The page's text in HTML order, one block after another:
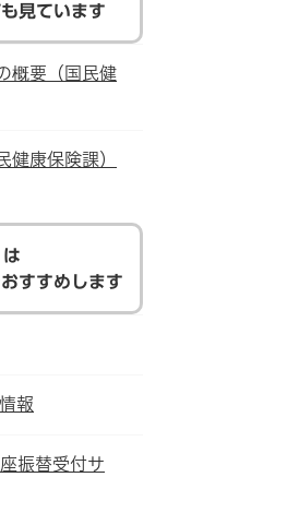
見ています
概要（国民健
健康保険課）
すすめします
報
振替受付サ